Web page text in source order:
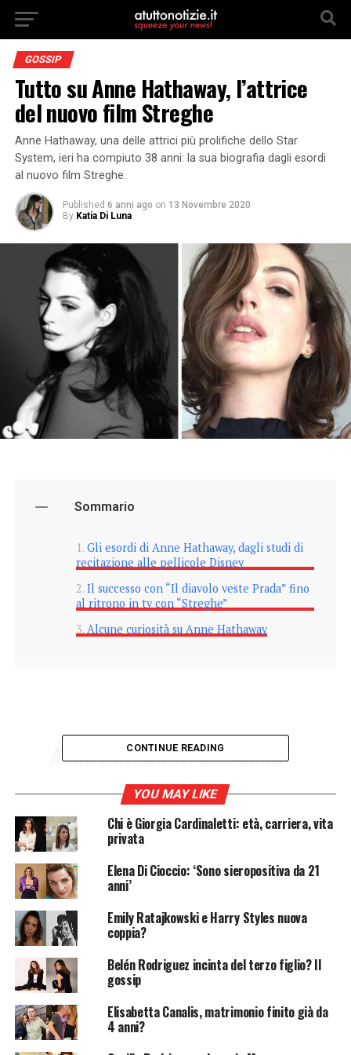
GOSSIP
Tutto su Anne Hathaway, l’attrice
del nuovo film Streghe
Anne Hathaway, una delle attrici più prolifiche dello Star
System, ieri ha compiuto 38 anni: la sua biografia dagli esordi
al nuovo film Streghe.
Published 6 anni ago on 13 Novembre 2020
By Katia Di Luna
Sommario
Gli esordi di Anne Hathaway, dagli studi di
recitazione alle pellicole Disney
Il successo con “Il diavolo veste Prada” fino
al ritrono in tv con “Streghe”
Alcune curiosità su Anne Hathaway
Anne Hathaway, una delle
attrici più prolifiche dello
Star System,ieriha
compiuto 38 anni: la sua
biografia dagli esordi alla
recitazione nel film
Streghe.
Nata a New York il 12 novembre 1982,Anne Hathaway
era già destinata a diventare un’attrice. Il suo nome,
infatti, è uguale a quello della moglie del famoso
drammaturgo
William Shakespeare. Figlia di un
avvocato e di un’attrice teatrale, Anne si appassionò al
CONTINUE READING
YOU MAY LIKE
Chi è Giorgia Cardinaletti: età, carriera, vita
privata
Elena Di Cioccio: ‘Sono sieropositiva da 21
anni’
Emily Ratajkowski e Harry Styles nuova
coppia?
Belén Rodriguez incinta del terzo figlio? Il
gossip
Elisabetta Canalis, matrimonio finito già da
4 anni?